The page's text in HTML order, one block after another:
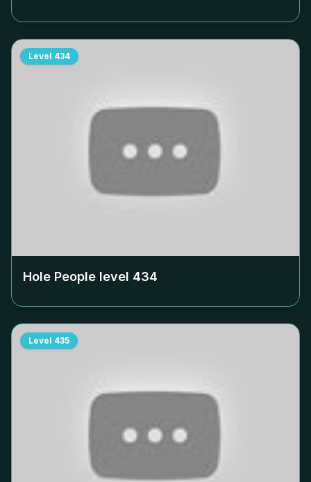
Level 434
Hole People level 434
Level 435